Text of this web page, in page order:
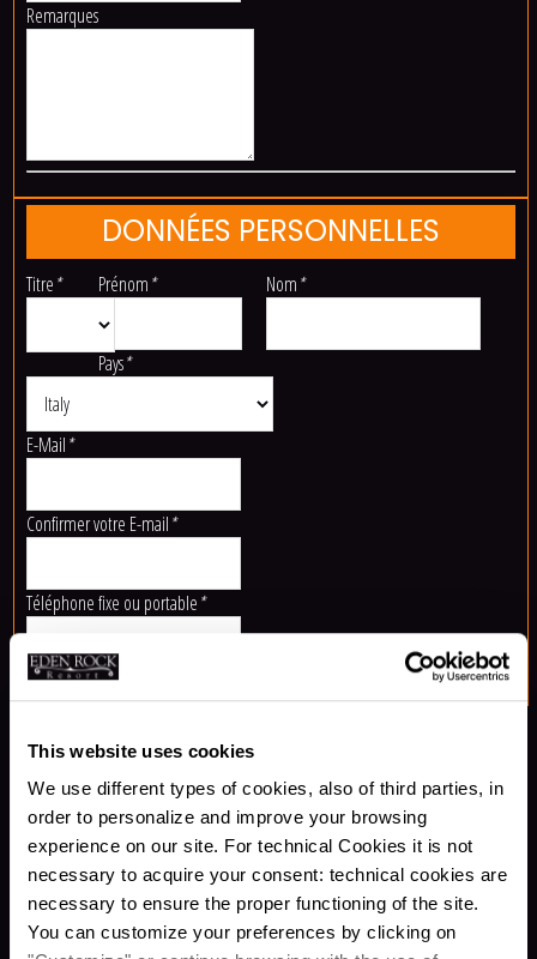
This website uses cookies
We use different types of cookies, also of third parties, in
order to personalize and improve your browsing
experience on our site. For technical Cookies it is not
necessary to acquire your consent: technical cookies are
necessary to ensure the proper functioning of the site.
You can customize your preferences by clicking on
Remarques
DONNÉES PERSONNELLES
Titre* Prénom* Nom*
Pays*
E-Mail*
Confirmer votre E-mail*
Téléphone fixe ou portable*
Note d'information relative au traitement des données personnelles
protection des données personnelles), le titulaire du traitement vous informe
que :
a) le traitement de vos données personnelles sera effectué dans les conditions
telles que mentionnées ci-après :
1. obligations contractuelles : fourniture de biens et de services aux hôtes,
2. obligations légales : facturation, écritures et enregistrements comptables
obligatoires, communication aux autorités qui le demandent ;
Consentement pour le traitement des données personnelles *